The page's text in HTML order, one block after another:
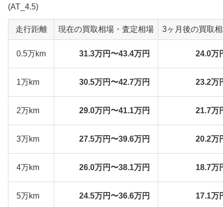
(AT_4.5)
走行距離 現在の買取相場・査定相場 3ヶ月後の買取
0.5万km 31.3万円〜43.4万円 24.0万
1万km 30.5万円〜42.7万円 23.2万
2万km 29.0万円〜41.1万円 21.7万
3万km 27.5万円〜39.6万円 20.2万
4万km 26.0万円〜38.1万円 18.7万
5万km 24.5万円〜36.6万円 17.1万